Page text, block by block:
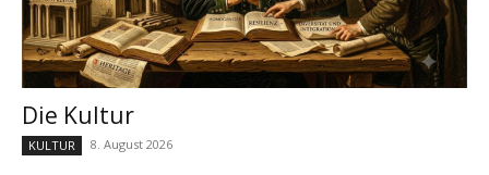
Die Kultur
KULTUR 8. August 2026